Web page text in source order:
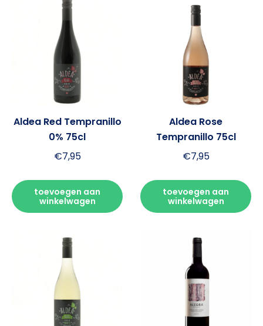
Aldea Red Tempranillo
0% 75cl
€7,95
toevoegen aan
winkelwagen
Aldea Rose
Tempranillo 75cl
€7,95
toevoegen aan
winkelwagen